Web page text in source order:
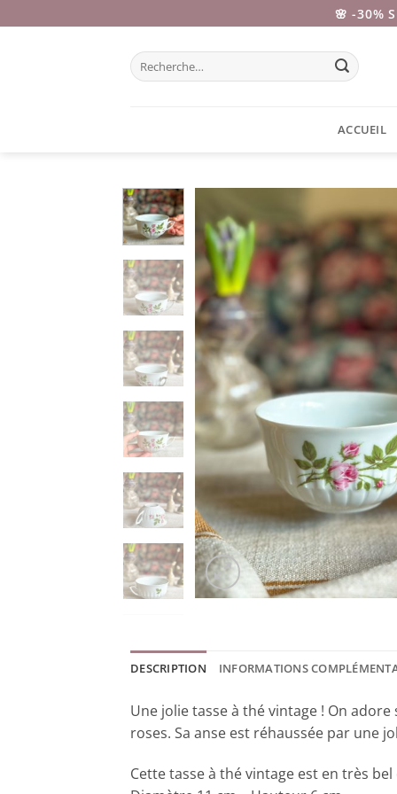
au
🌸 -30%
Recherche
pour :
ACCUEIL
DESCRIPTION INFORMATIONS
Une jolie tasse à thé vintage ! On
roses. Sa anse est réhaussée par une
Cette tasse à thé vintage est en très bel